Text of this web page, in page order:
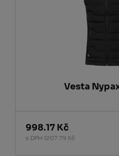
Vesta
998.17 Kč
s DPH 1207.79 Kč